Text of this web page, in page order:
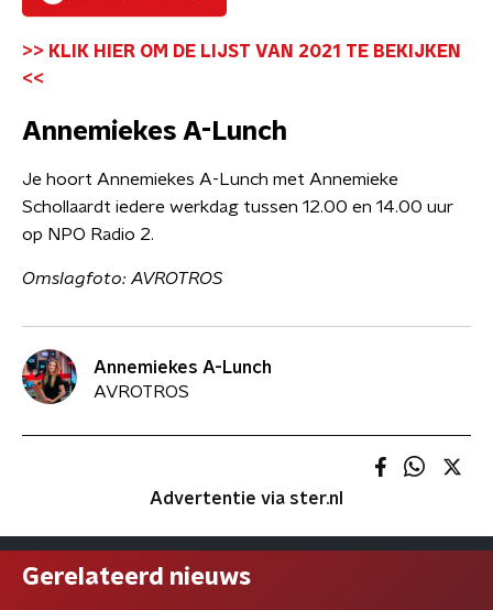
>> KLIK HIER OM DE LIJST VAN 2021 TE BEKIJKEN
<<
Annemiekes A-Lunch
Je hoort Annemiekes A-Lunch met Annemieke
Schollaardt iedere werkdag tussen 12.00 en 14.00 uur
op NPO Radio 2.
Omslagfoto: AVROTROS
Annemiekes A-Lunch
AVROTROS
Advertentie via ster.nl
Gerelateerd nieuws